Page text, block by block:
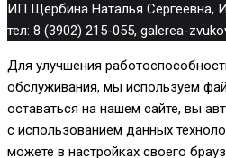
ИП Щербина Наталья Сергеевна,
тел: 8 (3902) 215-055, galerea-
Для улучшения
обслуживания, мы используем
оставаться на нашем сайте, вы
с использованием данных
можете в настройках своего